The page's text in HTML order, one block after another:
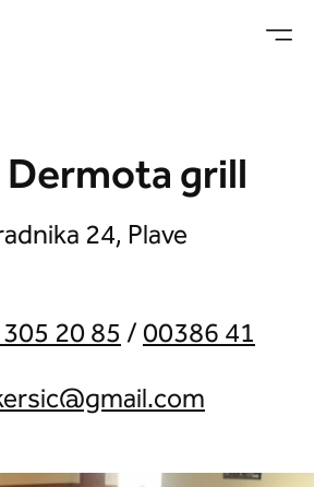
grill
24, Plave
20 85/00386 41